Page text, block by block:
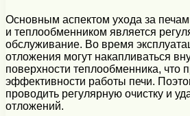
Основным аспектом ухода за
и теплообменником является
обслуживание. Во время
отложения могут накапливаться
поверхности теплообменника, что
эффективности работы печи.
проводить регулярную очистку и
отложений.